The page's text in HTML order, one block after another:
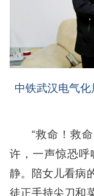
中铁武汉电气
“救命！救
许，一声惊恐
静。陪女儿看病
徒正手持尖刀和